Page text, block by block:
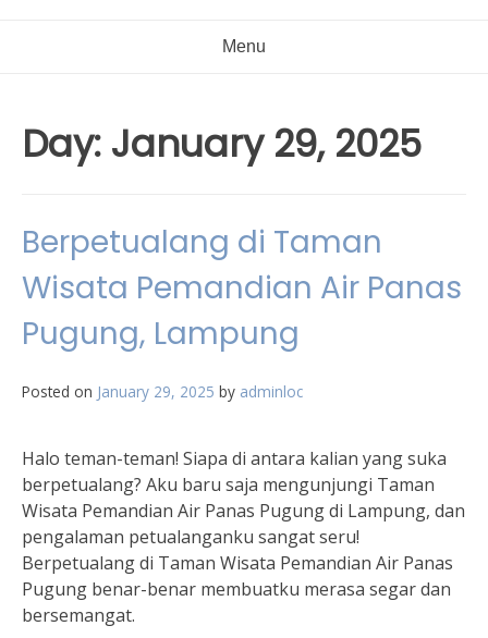
Menu
Day: January 29, 2025
Berpetualang di Taman
Wisata Pemandian Air Panas
Pugung, Lampung
Posted on January 29, 2025 by adminloc
Halo teman-teman! Siapa di antara kalian yang suka
berpetualang? Aku baru saja mengunjungi Taman
Wisata Pemandian Air Panas Pugung di Lampung, dan
pengalaman petualanganku sangat seru!
Berpetualang di Taman Wisata Pemandian Air Panas
Pugung benar-benar membuatku merasa segar dan
bersemangat.